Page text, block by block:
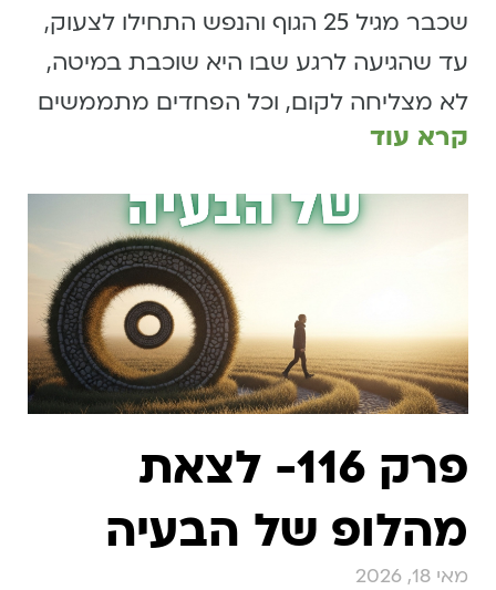
שכבר מגיל 25 הגוף והנפש התחילו לצעוק,
עד שהגיעה לרגע שבו היא שוכבת במיטה,
לא מצליחה לקום, וכל הפחדים מתממשים
קרא עוד
פרק 116- לצאת
מהלופ של הבעיה
מאי 18, 2026